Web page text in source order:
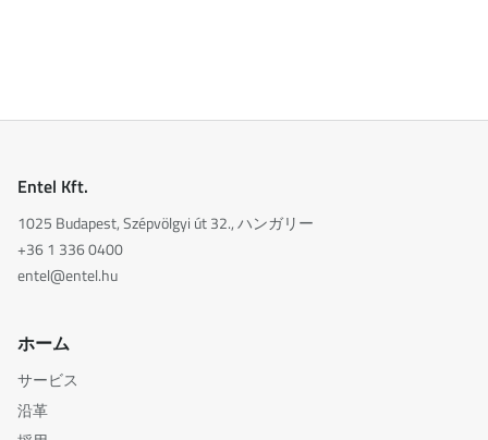
Entel Kft.
1025 Budapest, Szépvölgyi út 32., ハンガリー
+36 1 336 0400
entel@entel.hu
ホーム
サービス
沿革